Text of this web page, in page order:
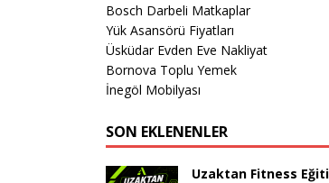
Bosch Darbeli Matkaplar
Yük Asansörü Fiyatları
Üsküdar Evden Eve Nakliyat
Bornova Toplu Yemek
İnegöl Mobilyası
SON EKLENENLER
Uzaktan Fitness